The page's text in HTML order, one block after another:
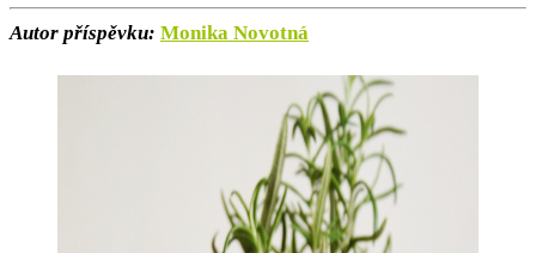
Autor příspěvku: Monika Novotná